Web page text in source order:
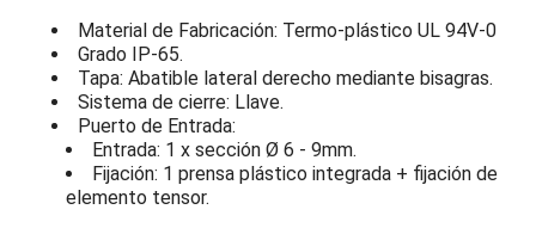
Material de Fabricación: Termo-plástico UL 94V-0
Grado IP-65.
Tapa: Abatible lateral derecho mediante bisagras.
Sistema de cierre: Llave.
Puerto de Entrada:
Entrada: 1 x sección Ø 6 - 9mm.
Fijación: 1 prensa plástico integrada + fijación de
elemento tensor.